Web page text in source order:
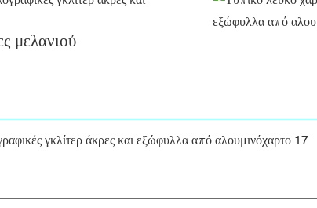
μελανιού